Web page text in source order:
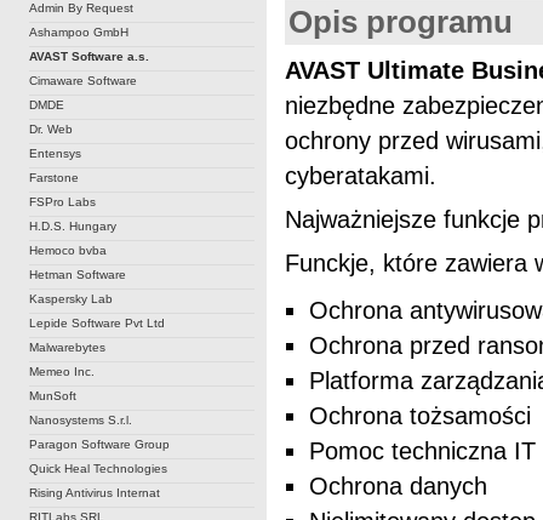
Admin By Request
Ashampoo GmbH
AVAST Software a.s.
Cimaware Software
DMDE
Dr. Web
Entensys
Farstone
FSPro Labs
H.D.S. Hungary
Hemoco bvba
Hetman Software
Kaspersky Lab
Lepide Software Pvt Ltd
Malwarebytes
Memeo Inc.
MunSoft
Nanosystems S.r.l.
Paragon Software Group
Quick Heal Technologies
Rising Antivirus Internat
RITLabs SRL
Opis programu
AVAST Ultimate
niezbędne
ochrony przed
cyberatakami.
Najważniejsze funkcje
Funckje, które zawiera
Ochrona
Ochrona przed
Platforma
Ochrona tożsamości
Pomoc techniczna IT
Ochrona danych